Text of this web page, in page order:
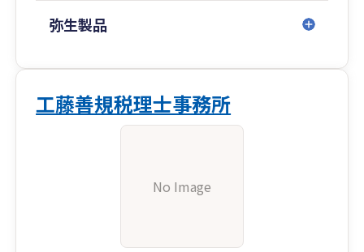
弥生製品
工藤善規税理士事務所
No Image